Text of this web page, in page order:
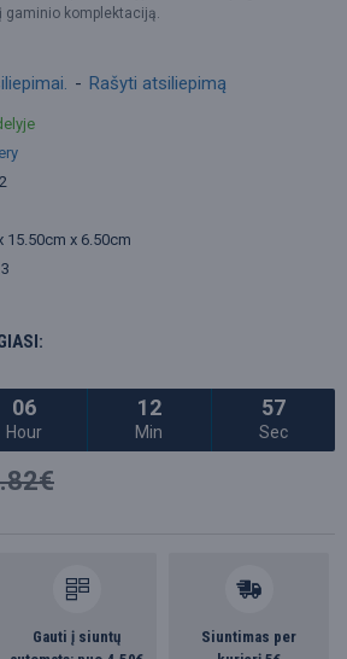
gaminio komplektaciją.
15.50cm x 6.50cm
- Rašyti atsiliepimą
06
Hour
12
Min
56
Sec
Gauti į siuntų
Siuntimas per